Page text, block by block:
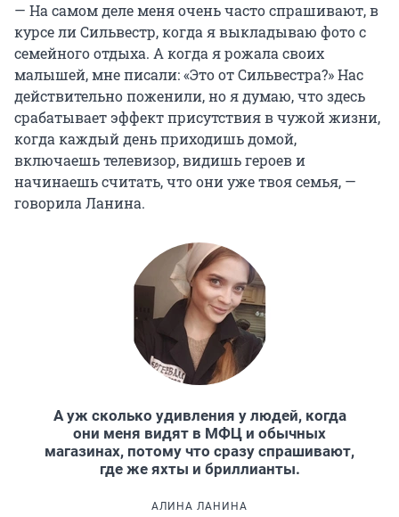
— На самом деле меня очень часто спрашивают, в
курсе ли Сильвестр, когда я выкладываю фото с
семейного отдыха. А когда я рожала своих
малышей, мне писали: «Это от Сильвестра?» Нас
действительно поженили, но я думаю, что здесь
срабатывает эффект присутствия в чужой жизни,
когда каждый день приходишь домой,
включаешь телевизор, видишь героев и
начинаешь считать, что они уже твоя семья, —
говорила Ланина.
А уж сколько удивления у людей, когда
они меня видят в МФЦ и обычных
магазинах, потому что сразу спрашивают,
где же яхты и бриллианты.
АЛИНА ЛАНИНА